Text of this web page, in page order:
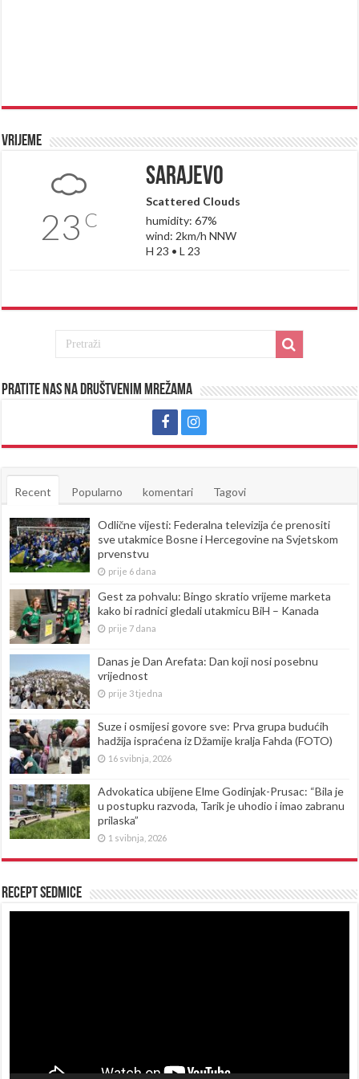
Vrijeme
23 C
Sarajevo
Scattered Clouds
humidity: 67%
wind: 2km/h NNW
H 23 • L 23
Pratite nas na društvenim mrežama
Recent Popularno komentari Tagovi
Odlične vijesti: Federalna televizija će prenositi
sve utakmice Bosne i Hercegovine na Svjetskom
prvenstvu
prije 6 dana
Gest za pohvalu: Bingo skratio vrijeme marketa
kako bi radnici gledali utakmicu BiH – Kanada
prije 7 dana
Danas je Dan Arefata: Dan koji nosi posebnu
vrijednost
prije 3 tjedna
Suze i osmijesi govore sve: Prva grupa budućih
hadžija ispraćena iz Džamije kralja Fahda (FOTO)
16 svibnja, 2026
Advokatica ubijene Elme Godinjak-Prusac: “Bila je
u postupku razvoda, Tarik je uhodio i imao zabranu
prilaska”
1 svibnja, 2026
Recept sedmice